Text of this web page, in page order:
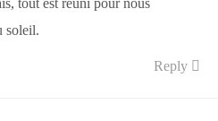
tout est réuni pour nous
soleil.
Reply